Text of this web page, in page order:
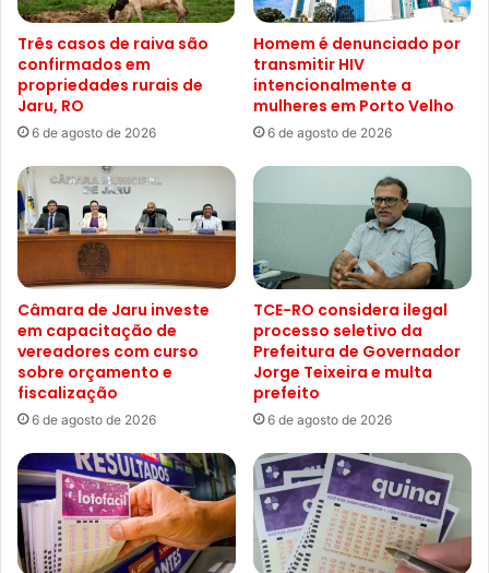
Três casos de raiva são
confirmados em
propriedades rurais de
Jaru, RO
6 de agosto de 2026
Homem é denunciado por
transmitir HIV
intencionalmente a
mulheres em Porto Velho
6 de agosto de 2026
Câmara de Jaru investe
em capacitação de
vereadores com curso
sobre orçamento e
fiscalização
6 de agosto de 2026
TCE-RO considera ilegal
processo seletivo da
Prefeitura de Governador
Jorge Teixeira e multa
prefeito
6 de agosto de 2026